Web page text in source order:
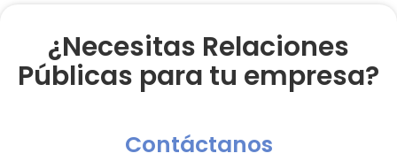
¿Necesitas Relaciones
Públicas para tu empresa?
Contáctanos